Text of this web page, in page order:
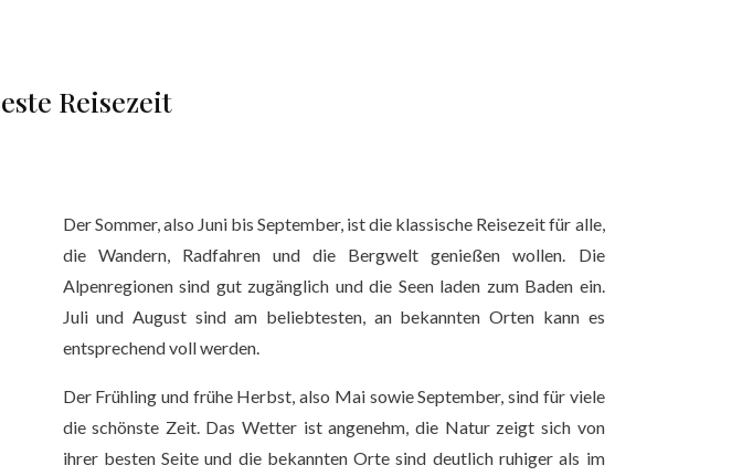
Reisezeit
Der Sommer, also Juni bis September, ist die klassische Reisezeit für alle,
die Wandern, Radfahren und die Bergwelt genießen wollen. Die
Alpenregionen sind gut zugänglich und die Seen laden zum Baden ein.
Juli und August sind am beliebtesten, an bekannten Orten kann es
entsprechend voll werden.
Der Frühling und frühe Herbst, also Mai sowie September, sind für viele
die schönste Zeit. Das Wetter ist angenehm, die Natur zeigt sich von
ihrer besten Seite und die bekannten Orte sind deutlich ruhiger als im